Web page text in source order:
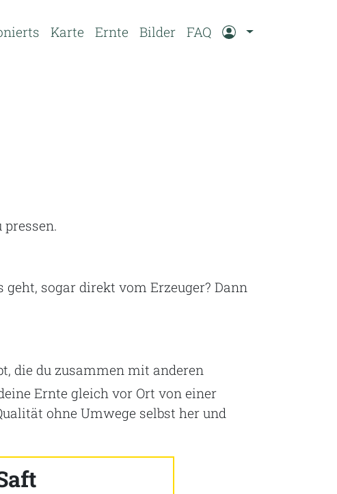
Karte Ernte Bilder FAQ
sogar direkt vom Erzeuger? Dann
die du zusammen mit anderen
Ernte gleich vor Ort von einer
ohne Umwege selbst her und